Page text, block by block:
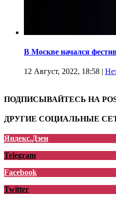
В Москве начался
12 Август, 2022, 18:58 |
ПОДПИСЫВАЙТЕСЬ НА
ДРУГИЕ СОЦИАЛЬНЫЕ
Яндекс.Дзен
Telegram
Facebook
Twitter